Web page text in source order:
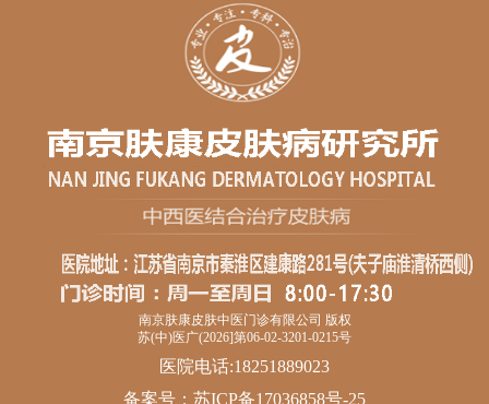
南京肤康皮肤中医门诊有限公司 版权
苏(中)医广(2026]第06-02-3201-0215号
医院电话:18251889023
备案号： 苏ICP备17036858号-25